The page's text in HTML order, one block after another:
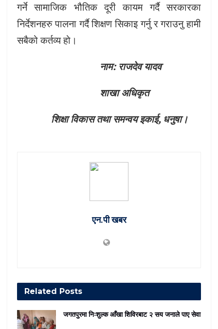
गर्ने सामाजिक भौतिक दूरी कायम गर्दै सरकारका
निर्देशनहरु पालना गर्दै शिक्षण सिकाइ गर्नु र गराउनु हामी
सबैको कर्तव्य हो।
नाम: राजदेव यादव
शाखा अधिकृत
शिक्षा विकास तथा समन्वय इकाई, धनुषा।
एन.पी खबर
Related Posts
जगतपुरमा निःशुल्क आँखा शिविरबाट २ सय जनाले पाए सेवा